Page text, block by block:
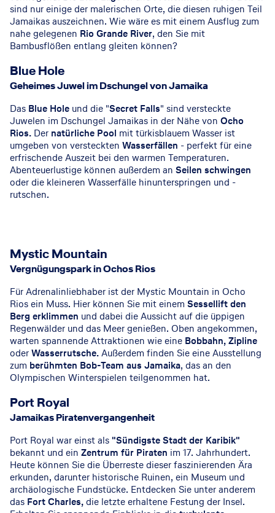
sind nur einige der malerischen Orte, die diesen ruhigen Teil
Jamaikas auszeichnen. Wie wäre es mit einem Ausflug zum
nahe gelegenen Rio Grande River, den Sie mit
Bambusflößen entlang gleiten können?
Blue Hole
Geheimes Juwel im Dschungel von Jamaika
Das Blue Hole und die "Secret Falls" sind versteckte
Juwelen im Dschungel Jamaikas in der Nähe von Ocho
Rios. Der natürliche Pool mit türkisblauem Wasser ist
umgeben von versteckten Wasserfällen - perfekt für eine
erfrischende Auszeit bei den warmen Temperaturen.
Abenteuerlustige können außerdem an Seilen schwingen
oder die kleineren Wasserfälle hinunterspringen und -
rutschen.
Mystic Mountain
Vergnügungspark in Ochos Rios
Für Adrenalinliebhaber ist der Mystic Mountain in Ocho
Rios ein Muss. Hier können Sie mit einem Sessellift den
Berg erklimmen und dabei die Aussicht auf die üppigen
Regenwälder und das Meer genießen. Oben angekommen,
warten spannende Attraktionen wie eine Bobbahn, Zipline
oderWasserrutsche.Außerdem finden Sie eine Ausstellung
zum berühmten Bob-Team aus Jamaika, das an den
Olympischen Winterspielen teilgenommen hat.
Port Royal
Jamaikas Piratenvergangenheit
Port Royal war einst als "Sündigste Stadt der Karibik"
bekannt und ein Zentrum für Piraten im 17. Jahrhundert.
Heute können Sie die Überreste dieser faszinierenden Ära
erkunden, darunter historische Ruinen, ein Museum und
archäologische Fundstücke. Entdecken Sie unter anderem
das Fort Charles,die letzte erhaltene Festung der Insel.